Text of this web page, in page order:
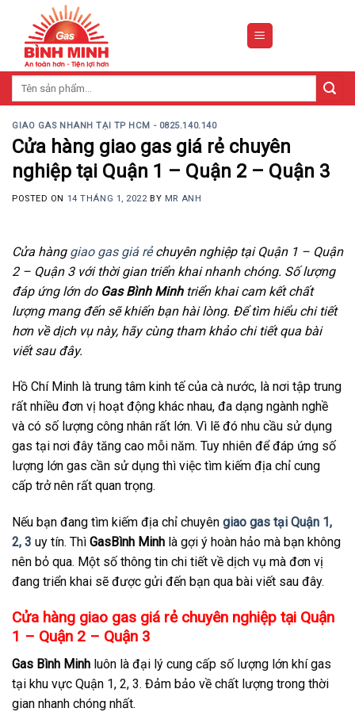
content
GIAO GAS NHANH TẠI TP HCM - 0825.140.140
Cửa hàng giao gas giá rẻ chuyên
nghiệp tại Quận 1 – Quận 2 – Quận 3
POSTED ON 14 THÁNG 1, 2022BY MR ANH
Cửa hàng giao gas giá rẻchuyên nghiệp tại Quận 1 – Quận
2 – Quận 3 với thời gian triển khai nhanh chóng. Số lượng
đáp ứng lớn do Gas Bình Minhtriển khai cam kết chất
lượng mang đến sẽ khiến bạn hài lòng. Để tìm hiểu chi tiết
hơn về dịch vụ này, hãy cùng tham khảo chi tiết qua bài
viết sau đây.
Hồ Chí Minh là trung tâm kinh tế của cà nước, là nơi tập trung
rất nhiều đơn vị hoạt động khác nhau, đa dạng ngành nghề
và có số lượng công nhân rất lớn. Vì lẽ đó nhu cầu sử dụng
gas tại nơi đây tăng cao mỗi năm. Tuy nhiên để đáp ứng số
lượng lớn gas cần sử dụng thì việc tìm kiếm địa chỉ cung
cấp trở nên rất quan trọng.
Nếu bạn đang tìm kiếm địa chỉ chuyên giao gas tại Quận 1,
2, 3 uy tín. Thì GasBình Minh là gợi ý hoàn hảo mà bạn không
nên bỏ qua. Một số thông tin chi tiết về dịch vụ mà đơn vị
đang triển khai sẽ được gửi đến bạn qua bài viết sau đây.
Cửa hàng giao gas giá rẻ chuyên nghiệp tại Quận
1 – Quận 2 – Quận 3
Gas Bình Minh luôn là đại lý cung cấp số lượng lớn khí gas
tại khu vực Quận 1, 2, 3. Đảm bảo về chất lượng trong thời
gian nhanh chóng nhất.